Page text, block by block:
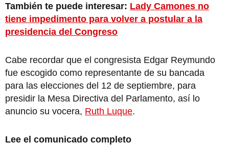
También te puede interesar: Lady Camones no
tiene impedimento para volver a postular a la
presidencia del Congreso
Cabe recordar que el congresista Edgar Reymundo
fue escogido como representante de su bancada
para las elecciones del 12 de septiembre, para
presidir la Mesa Directiva del Parlamento, así lo
anuncio su vocera, Ruth Luque.
Lee el comunicado completo